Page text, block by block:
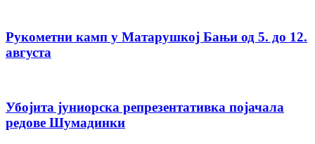
Рукометни камп у Матарушкој Бањи од 5. до 12.
августа
Убојита јуниорска репрезентативка појачала
редове Шумадинки